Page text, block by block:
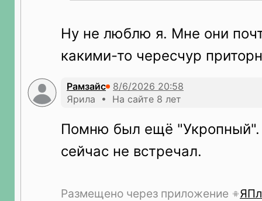
Ну не люблю я. Мне они
какими-то чересчур
Рамзайс
Ярила • На сайте 8 лет
Помню был ещё "Укропный".
сейчас не встречал.
Размещено через приложение